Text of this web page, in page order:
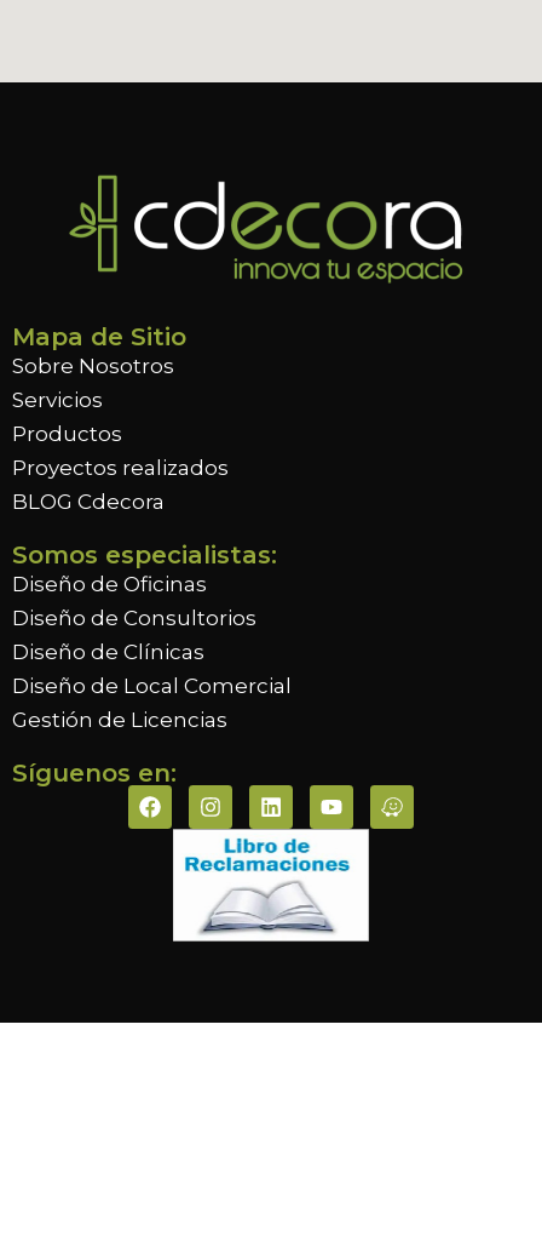
Mapa de Sitio
Sobre Nosotros
Servicios
Productos
Proyectos realizados
BLOG Cdecora
Somos especialistas:
Diseño de Oficinas
Diseño de Consultorios
Diseño de Clínicas
Diseño de Local Comercial
Gestión de Licencias
Síguenos en: